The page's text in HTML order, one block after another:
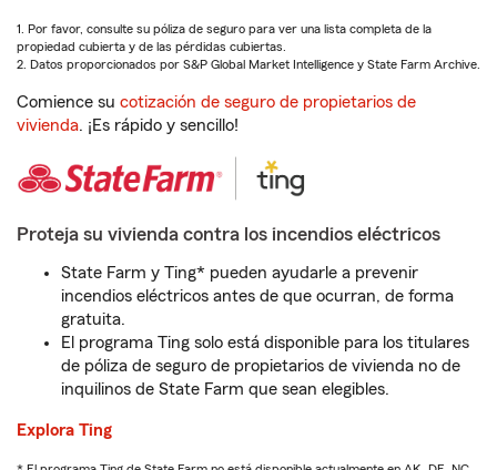
1. Por favor, consulte su póliza de seguro para ver una lista completa de la
propiedad cubierta y de las pérdidas cubiertas.
2. Datos proporcionados por S&P Global Market Intelligence y State Farm Archive.
Comience su cotización de seguro de propietarios de
vivienda. ¡Es rápido y sencillo!
Proteja su vivienda contra los incendios eléctricos
State Farm y Ting* pueden ayudarle a prevenir
incendios eléctricos antes de que ocurran, de forma
gratuita.
El programa Ting solo está disponible para los titulares
de póliza de seguro de propietarios de vivienda no de
inquilinos de State Farm que sean elegibles.
Explora Ting